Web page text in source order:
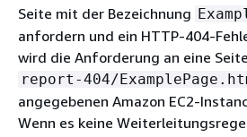
Seite mit der Bezeichnung
anfordern und ein HTTP-404-
wird die Anforderung an eine
report-404/
angegebenen Amazon EC2-
Wenn es keine